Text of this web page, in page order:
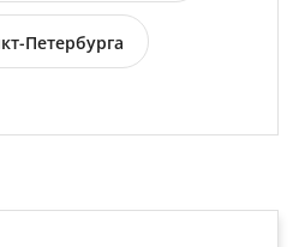
Петербурга